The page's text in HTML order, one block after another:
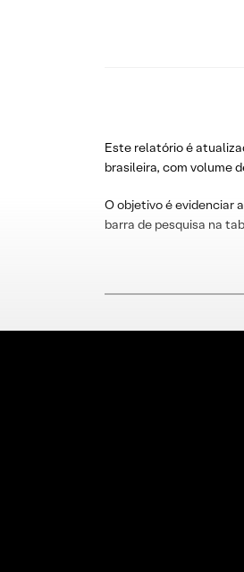
Este relatório é
brasileira, com volume
O objetivo é evidenciar
barra de pesquisa na